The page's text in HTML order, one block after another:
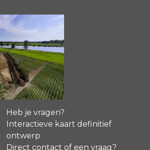
Heb je vragen?
Interactieve kaart definitief
ontwerp
Direct contact of een vraag?